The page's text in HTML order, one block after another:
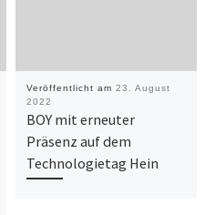
Veröffentlicht am 23. August
2022
BOY mit erneuter
Präsenz auf dem
Technologietag Hein